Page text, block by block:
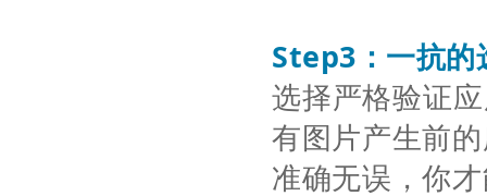
Step3 ：一抗
选择严格验证
有图片产生前
准确无误，你